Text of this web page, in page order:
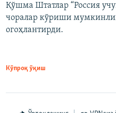
Қўшма Штатлар “Россия
чоралар кўриши
огоҳлантирди.
Кўпроқ ўқиш